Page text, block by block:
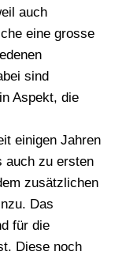
auch
eine grosse
sind
Aspekt, die
einigen Jahren
auch zu ersten
zusätzlichen
Das
für die
Diese noch